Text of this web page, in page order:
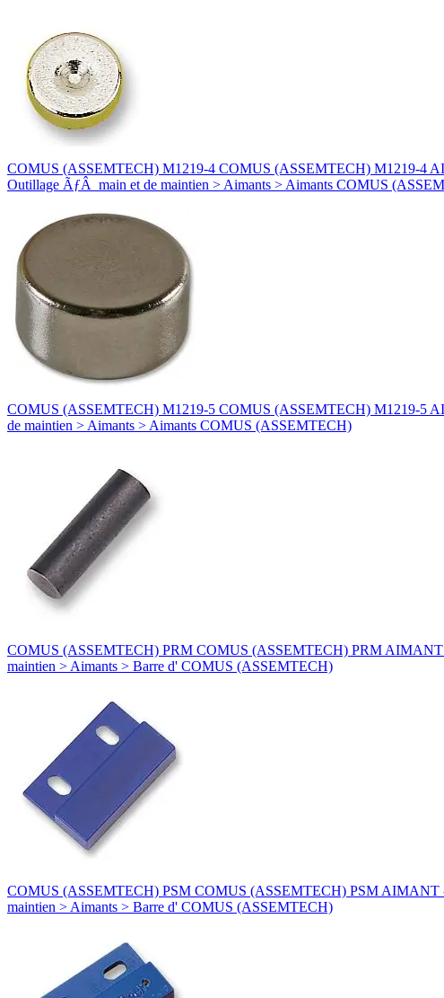
COMUS (ASSEMTECH) M1219-4 COMUS (ASSEMTECH) M1219-4
Outillage ÃƒÂ main et de maintien > Aimants > Aimants COMUS
COMUS (ASSEMTECH) M1219-5 COMUS (ASSEMTECH) M1219-5
de maintien > Aimants > Aimants COMUS (ASSEMTECH)
COMUS (ASSEMTECH) PRM COMUS (ASSEMTECH) PRM AIMANT
maintien > Aimants > Barre d' COMUS (ASSEMTECH)
COMUS (ASSEMTECH) PSM COMUS (ASSEMTECH) PSM AIMANT
maintien > Aimants > Barre d' COMUS (ASSEMTECH)